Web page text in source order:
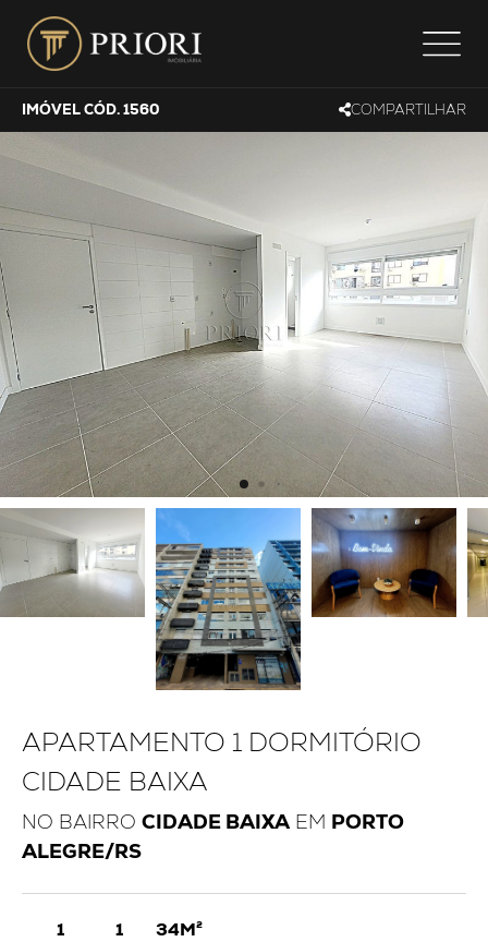
IMÓVEL CÓD. 1560 COMPARTILHAR
APARTAMENTO 1 DORMITÓRIO
CIDADE BAIXA
NO BAIRRO CIDADE BAIXAEM PORTO
ALEGRE/RS
1 1 34M²